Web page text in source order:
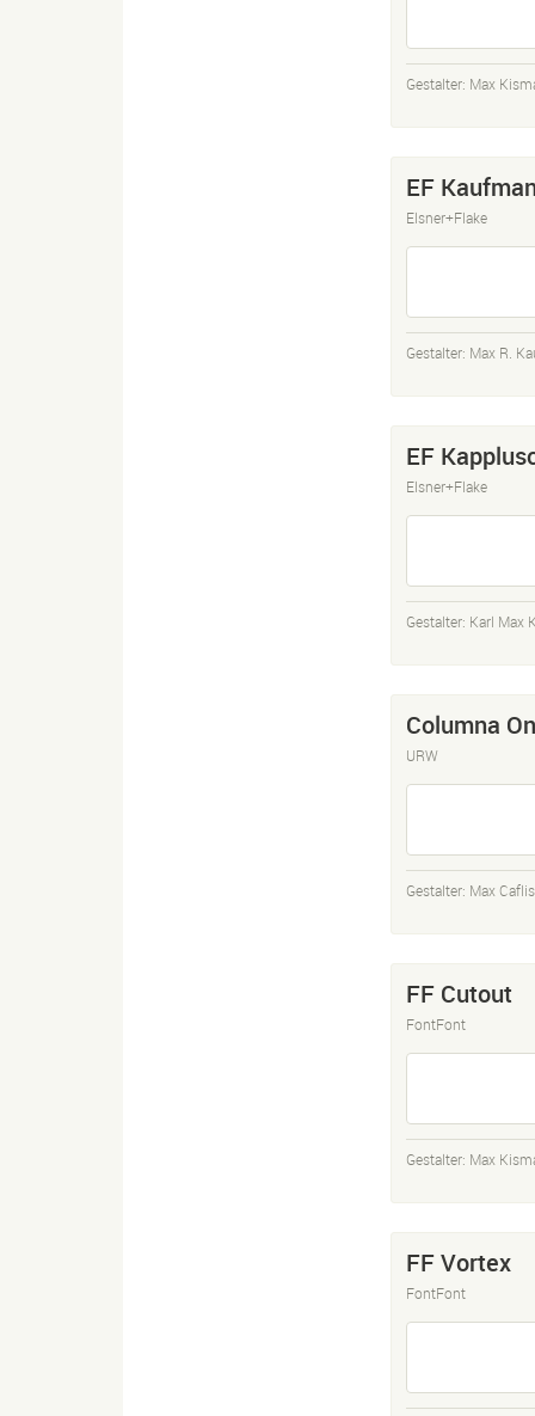
Gestalter: Max
EF
Elsner+Flake
Gestalter: Max R.
EF
Elsner+Flake
Gestalter: Karl Max
Columna
URW
Gestalter: Max
FF Cutout
FontFont
Gestalter: Max
FF Vortex
FontFont